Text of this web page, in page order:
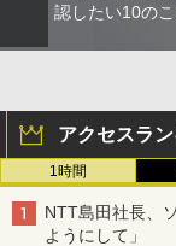
認したい10の
アクセスラ
1時間
NTT島田社長、
ようにして」